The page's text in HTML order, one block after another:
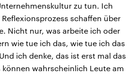
zu tun. Ich
schaffen über
Nicht nur, was arbeite ich oder
wie tue ich das, wie tue ich das
ich denke, das ist erst mal das
wahrscheinlich Leute am